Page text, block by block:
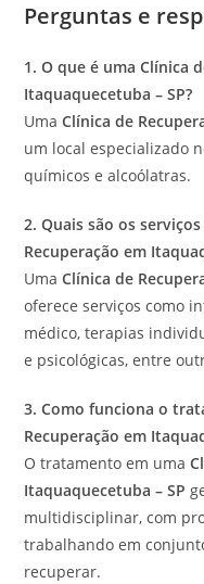
Perguntas e
1. O que é uma Clínica
Itaquaquecetuba – SP?
UmaClínica de
um local especializado
químicos e alcoólatras.
2. Quais são os
Recuperação em
UmaClínica de
oferece serviços como
médico, terapias
e psicológicas, entre
3. Como funciona o
Recuperação em
O tratamento em uma
Itaquaquecetuba – SP
multidisciplinar, com
trabalhando em
recuperar.